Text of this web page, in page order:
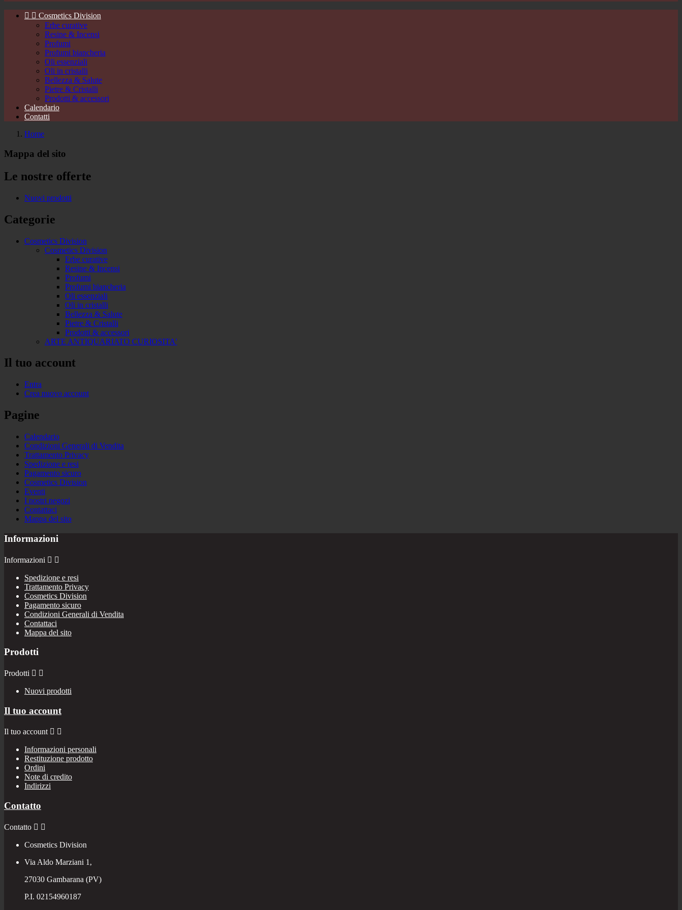
  Cosmetics Division
Erbe curative
Resine & Incensi
Profumi
Profumi biancheria
Oli essenziali
Oli in cristalli
Bellezza & Salute
Pietre & Cristalli
Prodotti & accessori
Calendario
Contatti
Home
Mappa del sito
Le nostre offerte
Nuovi prodotti
Categorie
Cosmetics Division
Cosmetics Division
Erbe curative
Resine & Incensi
Profumi
Profumi biancheria
Oli essenziali
Oli in cristalli
Bellezza & Salute
Pietre & Cristalli
Prodotti & accessori
ARTE ANTIQUARIATO CURIOSITA'
Il tuo account
Entra
Crea nuovo account
Pagine
Calendario
Condizioni Generali di Vendita
Trattamento Privacy
Spedizione e resi
Pagamento sicuro
Cosmetics Division
Eventi
I nostri negozi
Contattaci
Mappa del sito
Informazioni
Informazioni  
Spedizione e resi
Trattamento Privacy
Cosmetics Division
Pagamento sicuro
Condizioni Generali di Vendita
Contattaci
Mappa del sito
Prodotti
Prodotti  
Nuovi prodotti
Il tuo account
Il tuo account  
Informazioni personali
Restituzione prodotto
Ordini
Note di credito
Indirizzi
Contatto
Contatto  
Cosmetics Division
Via Aldo Marziani 1,
27030 Gambarana (PV)
P.I. 02154960187